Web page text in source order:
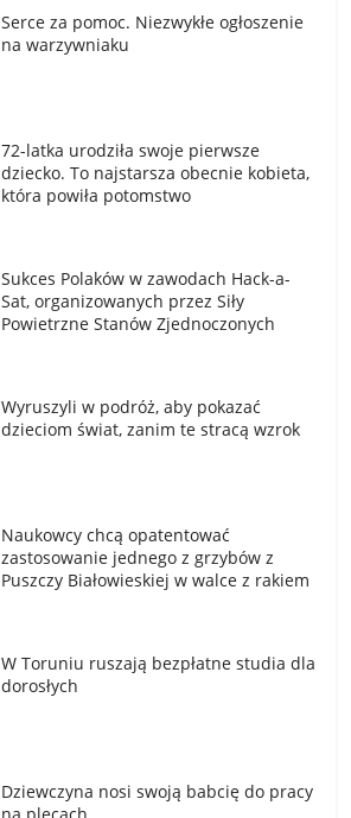
Serce za pomoc. Niezwykłe ogłoszenie
na warzywniaku
72-latka urodziła swoje pierwsze
dziecko. To najstarsza obecnie kobieta,
która powiła potomstwo
Sukces Polaków w zawodach Hack-a-
Sat, organizowanych przez Siły
Powietrzne Stanów Zjednoczonych
Wyruszyli w podróż, aby pokazać
dzieciom świat, zanim te stracą wzrok
Naukowcy chcą opatentować
zastosowanie jednego z grzybów z
Puszczy Białowieskiej w walce z rakiem
W Toruniu ruszają bezpłatne studia dla
dorosłych
Dziewczyna nosi swoją babcię do pracy